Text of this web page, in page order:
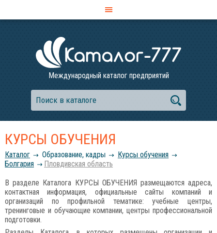
Международный каталог предприятий
КУРСЫ ОБУЧЕНИЯ
Каталог Образование, кадры
Курсы обучения
Болгария
Пловдивская область
В разделе Каталога КУРСЫ ОБУЧЕНИЯ размещаются адреса,
контактная информация, официальные сайты компаний и
организаций по профильной тематике: учебные центры,
тренинговые и обучающие компании, центры профессиональной
подготовки.